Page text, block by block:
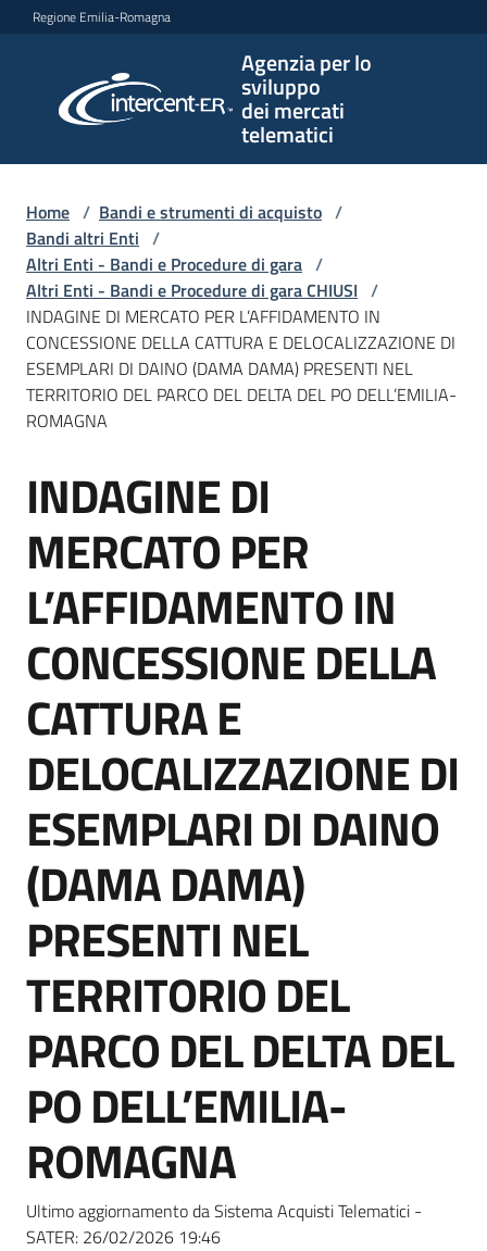
Vai al contenuto
Vai alla navigazione
Vai al footer
Regione Emilia-Romagna
Agenzia per lo
sviluppo
dei mercati
telematici
per lo
sviluppo
telematici
L'Agenzia
Bandi
e
di
acquisto
Supporto
Piattaforme
telematiche
English
site
Seguici
su
Home / Bandi e strumenti di acquisto /
Bandi altri Enti /
Altri Enti - Bandi e Procedure di gara /
Altri Enti - Bandi e Procedure di gara CHIUSI /
INDAGINE DI MERCATO PER L’AFFIDAMENTO IN
CONCESSIONE DELLA CATTURA E DELOCALIZZAZIONE DI
ESEMPLARI DI DAINO (DAMA DAMA) PRESENTI NEL
TERRITORIO DEL PARCO DEL DELTA DEL PO DELL’EMILIA-
ROMAGNA
Salta al contenuto
INDAGINE DI
MERCATO PER
L’AFFIDAMENTO IN
CONCESSIONE DELLA
CATTURA E
DELOCALIZZAZIONE DI
ESEMPLARI DI DAINO
(DAMA DAMA)
PRESENTI NEL
TERRITORIO DEL
PARCO DEL DELTA DEL
PO DELL’EMILIA-
ROMAGNA
Ultimo aggiornamento da Sistema Acquisti Telematici -
SATER: 26/02/2026 19:46